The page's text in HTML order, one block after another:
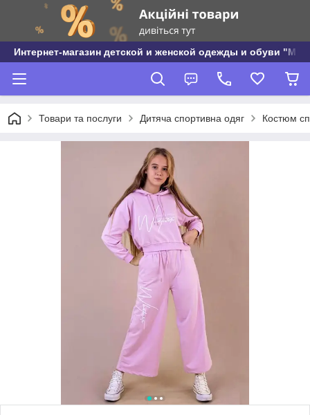
Интернет-магазин детской и женской одежды и обуви
Товари та послуги Дитяча спортивна одяг Костюм